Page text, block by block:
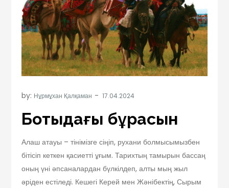
by: Нұрмұхан Қалқаман
Боқтыдағы бұрқасын
Алаш атауы – тінімізге сіңіп, рухани болмысымызбен
бітісіп кеткен қасиетті ұғым. Тарихтың тамырын бассаң
оның үні әпсаналардан бүлкілдеп, алты мың жыл
әріден естіледі. Кешегі Керей мен Жәнібектің, Сырым